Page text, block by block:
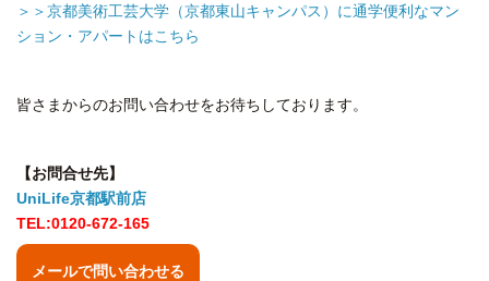
＞＞京都美術工芸大学（京都東山キャンパス）に通学便利なマン
ション・アパートはこちら
皆さまからのお問い合わせをお待ちしております。
【お問合せ先】
UniLife京都駅前店
TEL:0120-672-165
メールで問い合わせる